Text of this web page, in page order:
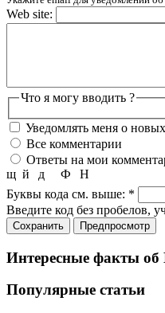
Web site:
Что я могу вводить ?
Уведомлять меня о
Все комментарии
Ответы на мои
щ
Н
Ф
й
д
Буквы кода см. выше: *
Введите код без пробелов,
Интересные факты
Популярные статьи